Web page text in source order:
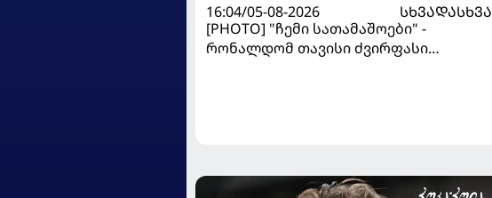
16:04/05-08-2026
ᲡᲮᲕᲐᲓᲐᲡᲮᲕᲐ
[PHOTO] "ჩემი სათამაშოები" -
რონალდომ თავისი ძვირფასი